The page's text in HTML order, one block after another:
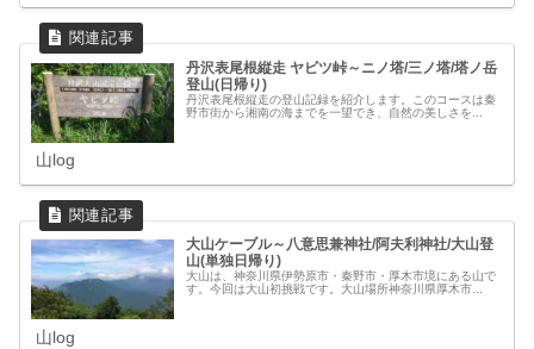
丹沢表尾根縦走 ヤビツ峠～ニノ塔/三ノ塔/塔ノ岳
登山(日帰り)
丹沢表尾根縦走の登山記録を紹介します。このコースは秦
野市街から湘南の海までを一望でき、自然の美しさを...
山log
大山ケーブル～八意思兼神社/阿夫利神社/大山登
山(単独日帰り)
大山は、神奈川県伊勢原市・秦野市・厚木市境にある山で
す。今回は大山初挑戦です。大山場所神奈川県厚木市...
山log